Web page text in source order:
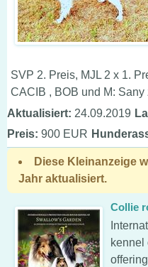
SVP 2. Preis, MJL 2 x 1.
CACIB , BOB und M: Sany
Aktualisiert: 24.09.2019
Preis: 900 EUR
Diese Kleinanzeige
Jahr aktualisiert.
Collie
kennel